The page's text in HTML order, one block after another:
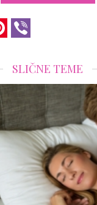
Pinterest
SLIČNE TEME